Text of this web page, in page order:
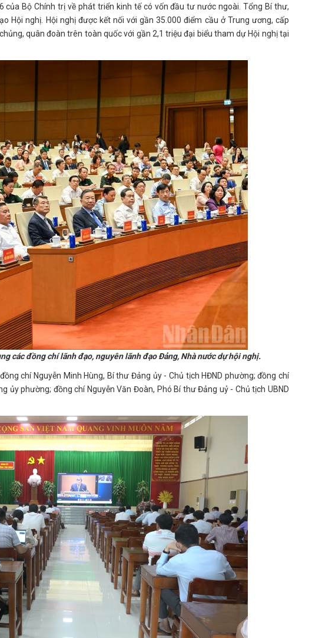
của Bộ Chính trị về phát triển kinh tế có vốn đầu tư nước ngoài. Tổng Bí thư,
Hội nghị. Hội nghị được kết nối với gần 35.000 điểm cầu ở Trung ương, cấp
quân đoàn trên toàn quốc với gần 2,1 triệu đại biểu tham dự Hội nghị tại
các đồng chí lãnh đạo, nguyên lãnh đạo Đảng, Nhà nước dự hội nghị.
chí Nguyễn Minh Hùng, Bí thư Đảng ủy - Chủ tịch HĐND phường; đồng chí
ủy phường; đồng chí Nguyễn Văn Đoàn, Phó Bí thư Đảng uỷ - Chủ tịch UBND